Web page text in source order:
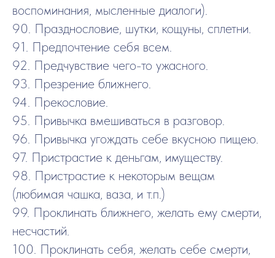
воспоминания, мысленные диалоги).
90. Празднословие, шутки, кощуны, сплетни.
91. Предпочтение себя всем.
92. Предчувствие чего-то ужасного.
93. Презрение ближнего.
94. Прекословие.
95. Привычка вмешиваться в разговор.
96. Привычка угождать себе вкусною пищею.
97. Пристрастие к деньгам, имуществу.
98. Пристрастие к некоторым вещам
(любимая чашка, ваза, и т.п.)
99. Проклинать ближнего, желать ему смерти,
несчастий.
100. Проклинать себя, желать себе смерти,